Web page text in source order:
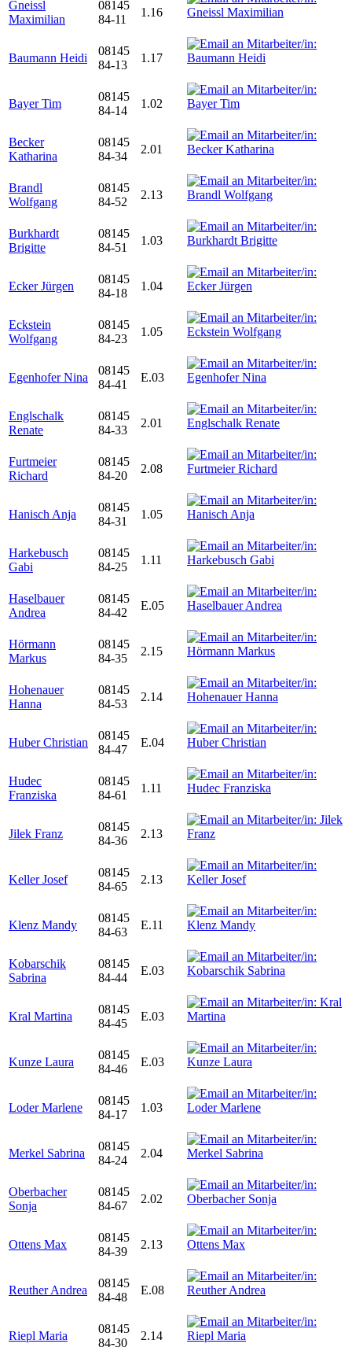
Gneissl
Maximilian
08145
84-11
1.16
Baumann Heidi
08145
84-13
1.17
Bayer Tim
08145
84-14
1.02
Becker
Katharina
08145
84-34
2.01
Brandl
Wolfgang
08145
84-52
2.13
Burkhardt
Brigitte
08145
84-51
1.03
Ecker Jürgen
08145
84-18
1.04
Eckstein
Wolfgang
08145
84-23
1.05
Egenhofer Nina
08145
84-41
E.03
Englschalk
Renate
08145
84-33
2.01
Furtmeier
Richard
08145
84-20
2.08
Hanisch Anja
08145
84-31
1.05
Harkebusch
Gabi
08145
84-25
1.11
Haselbauer
Andrea
08145
84-42
E.05
Hörmann
Markus
08145
84-35
2.15
Hohenauer
Hanna
08145
84-53
2.14
Huber Christian
08145
84-47
E.04
Hudec
Franziska
08145
84-61
1.11
Jilek Franz
08145
84-36
2.13
Keller Josef
08145
84-65
2.13
Klenz Mandy
08145
84-63
E.11
Kobarschik
Sabrina
08145
84-44
E.03
Kral Martina
08145
84-45
E.03
Kunze Laura
08145
84-46
E.03
Loder Marlene
08145
84-17
1.03
Merkel Sabrina
08145
84-24
2.04
Oberbacher
Sonja
08145
84-67
2.02
Ottens Max
08145
84-39
2.13
Reuther Andrea
08145
84-48
E.08
Riepl Maria
08145
84-30
2.14